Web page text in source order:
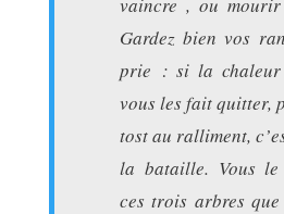
Gardez bien vos
prie : si la chaleur
vous les fait quitter,
tost au ralliment,
la bataille. Vous le
ces trois arbres